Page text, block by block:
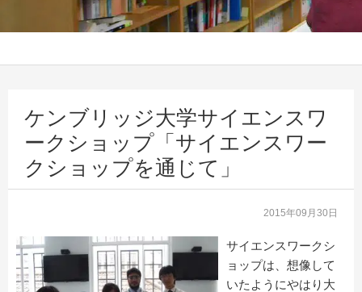
ケンブリッジ大学サイエンスワ
ークショップ「サイエンスワー
クショップを通じて」
2015年09月30日
サイエンスワークシ
ョップは、想像して
いたようにやはり大